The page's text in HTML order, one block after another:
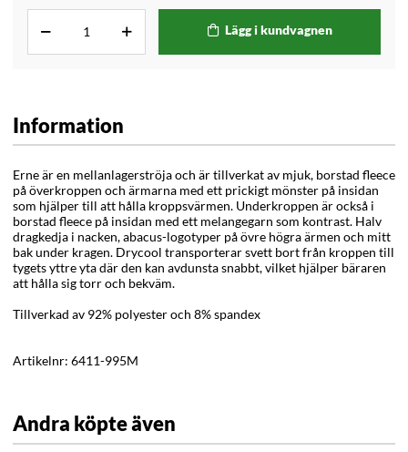
Lägg i kundvagnen
Information
Erne är en mellanlagerströja och är tillverkat av mjuk, borstad fleece
på överkroppen och ärmarna med ett prickigt mönster på insidan
som hjälper till att hålla kroppsvärmen. Underkroppen är också i
borstad fleece på insidan med ett melangegarn som kontrast. Halv
dragkedja i nacken, abacus-logotyper på övre högra ärmen och mitt
bak under kragen. Drycool transporterar svett bort från kroppen till
tygets yttre yta där den kan avdunsta snabbt, vilket hjälper bäraren
att hålla sig torr och bekväm.
Tillverkad av 92% polyester och 8% spandex
Artikelnr: 6411-995M
Andra köpte även